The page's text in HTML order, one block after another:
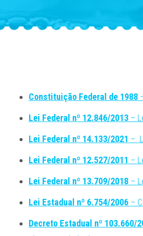
Constituição Federal de 1988
Lei Federal nº 12.846/2013 –
Lei Federal nº 14.133/2021 –
Lei Federal nº 12.527/2011 –
Lei Federal nº 13.709/2018 –
Lei Estadual nº 6.754/2006 –
Decreto Estadual nº 103.660/